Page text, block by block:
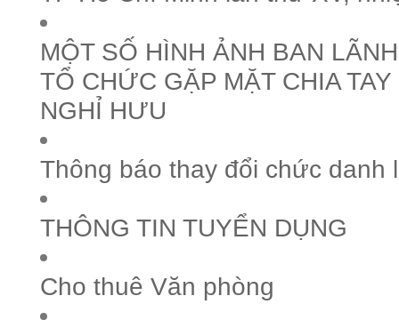
MỘT SỐ HÌNH ẢNH BAN
TỔ CHỨC GẶP MẶT CHIA
NGHỈ HƯU
Thông báo thay đổi chức danh
THÔNG TIN TUYỂN DỤNG
Cho thuê Văn phòng